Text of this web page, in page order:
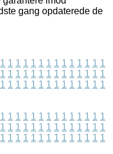
gang opdaterede de
1 1 1 1 1 1 1 1 1 1 1 1 1 1
1 1 1 1 1 1 1 1 1 1 1 1 1 1
1 1 1 1 1 1 1 1 1 1 1 1 1 1
1 1 1 1 1 1 1 1 1 1 1 1 1 1
1 1 1 1 1 1 1 1 1 1 1 1 1 1
1 1 1 1 1 1 1 1 1 1 1 1 1 1